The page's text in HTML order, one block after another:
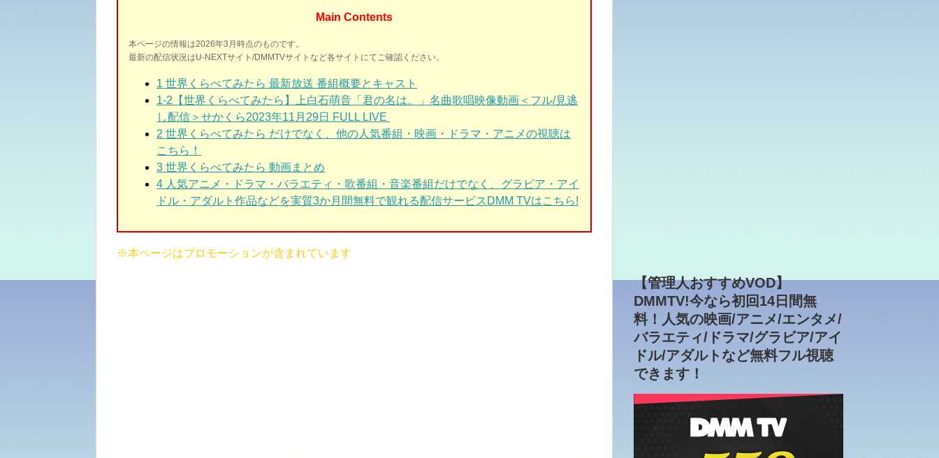
Main Contents
本ページの情報は2026年3月時点のものです。
最新の配信状況はU-NEXTサイト/DMMTVサイトなど各サイトにてご確認ください。
1 世界くらべてみたら 最新放送 番組概要とキャスト
1-2 【世界くらべてみたら】上白石萌音「君の名は。」名曲歌唱映像動画＜フル/見逃
し配信＞せかくら2023年11月29日 FULL LIVE
2 世界くらべてみたら だけでなく、他の人気番組・映画・ドラマ・アニメの視聴は
こちら！
3 世界くらべてみたら 動画まとめ
4 人気アニメ・ドラマ・バラエティ・歌番組・音楽番組だけでなく、グラビア・アイ
ドル・アダルト作品などを実質3か月間無料で観れる配信サービスDMM TVはこちら!
※本ページはプロモーションが含まれています
【管理人おすすめVOD】
DMMTV!今なら初回14日間無
料！人気の映画/アニメ/エンタメ/
バラエティ/ドラマ/グラビア/アイ
ドル/アダルトなど無料フル視聴
できます！